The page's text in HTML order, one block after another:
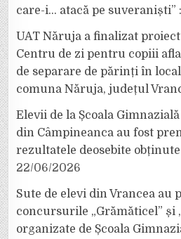
care-i… atacă pe suveraniști”
UAT Năruja a finalizat
Centru de zi pentru copiii
de separare de părinți în
comuna Năruja, județul
Elevii de la Școala
din Câmpineanca au fost
rezultatele deosebite
22/06/2026
Sute de elevi din Vrancea au
concursurile „Grămăticel” și
organizate de Școala